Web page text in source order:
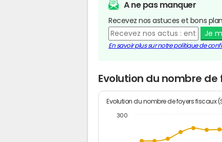
A ne pas manquer
Recevez nos astuces et bons
Je
En savoir plus sur notre politique de
Evolution du nombre de
Evolution du nombre de foyers fiscaux
300